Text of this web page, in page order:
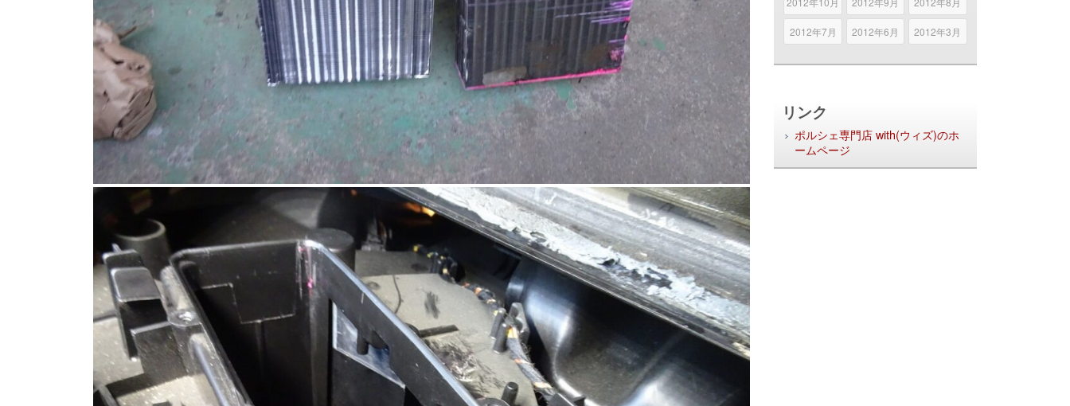
2012年7月 2012年6月 2012年3月
リンク
ポルシェ専門店 with(ウィズ)のホ
ームページ